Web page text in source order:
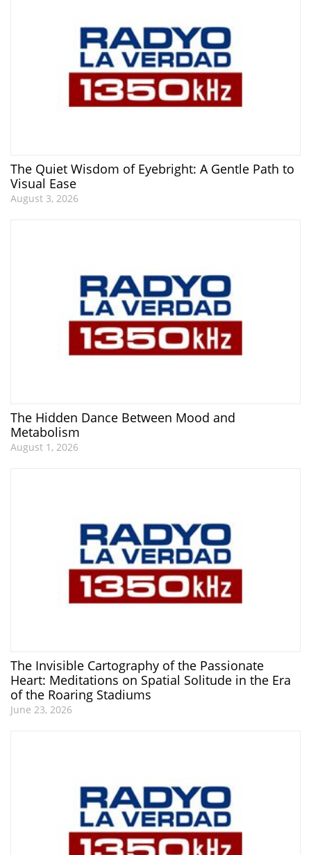
The Quiet Wisdom of Eyebright: A Gentle Path to
Visual Ease
August 3, 2026
The Hidden Dance Between Mood and
Metabolism
August 1, 2026
The Invisible Cartography of the Passionate
Heart: Meditations on Spatial Solitude in the Era
of the Roaring Stadiums
June 23, 2026